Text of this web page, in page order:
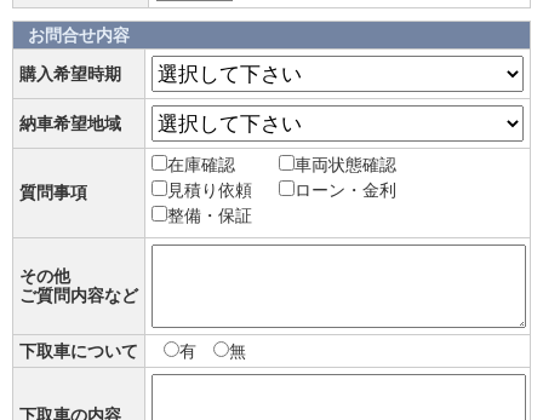
お問合せ内容
購入希望時期
納車希望地域
質問事項
在庫確認
車両状態確認
見積り依頼
ローン・金利
整備・保証
その他
ご質問内容など
下取車について 有 無
下取車の内容